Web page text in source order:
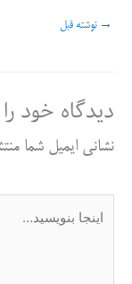
→ نوشته قبل
دیدگاه‌ خود
نشانی ایمیل شما